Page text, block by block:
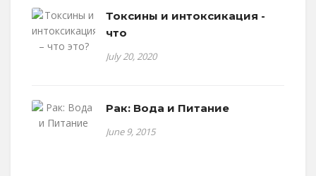
Токсины и интоксикация -
что
July 20, 2020
Рак: Вода и Питание
June 9, 2015